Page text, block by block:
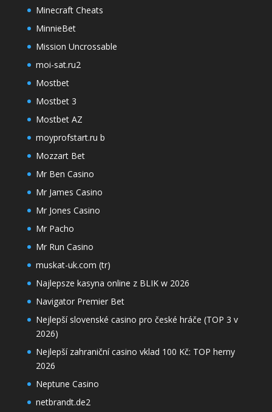
Minecraft Cheats
MinnieBet
Mission Uncrossable
moi-sat.ru2
Mostbet
Mostbet 3
Mostbet AZ
moyprofstart.ru b
Mozzart Bet
Mr Ben Casino
Mr James Casino
Mr Jones Casino
Mr Pacho
Mr Run Casino
muskat-uk.com (tr)
Najlepsze kasyna online z BLIK w 2026
Navigator Premier Bet
Nejlepší slovenské casino pro české hráče (TOP 3 v
2026)
Nejlepší zahraniční casino vklad 100 Kč: TOP herny
2026
Neptune Casino
netbrandt.de2